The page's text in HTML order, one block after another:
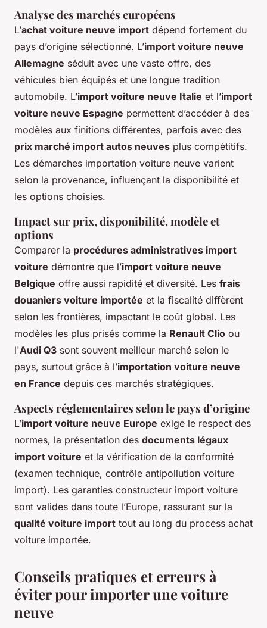
Analyse des marchés européens
L’achat voiture neuve import dépend fortement du
pays d’origine sélectionné. L’import voiture neuve
Allemagne séduit avec une vaste offre, des
véhicules bien équipés et une longue tradition
automobile. L’import voiture neuve Italie et l’import
voiture neuve Espagne permettent d’accéder à des
modèles aux finitions différentes, parfois avec des
prix marché import autos neuves plus compétitifs.
Les démarches importation voiture neuve varient
selon la provenance, influençant la disponibilité et
les options choisies.
Impact sur prix, disponibilité, modèle et
options
Comparer la procédures administratives import
voiture démontre que l’import voiture neuve
Belgique offre aussi rapidité et diversité. Les frais
douaniers voiture importée et la fiscalité diffèrent
selon les frontières, impactant le coût global. Les
modèles les plus prisés comme la Renault Clio ou
l'Audi Q3 sont souvent meilleur marché selon le
pays, surtout grâce à l’importation voiture neuve
en France depuis ces marchés stratégiques.
Aspects réglementaires selon le pays d’origine
L’import voiture neuve Europe exige le respect des
normes, la présentation des documents légaux
import voiture et la vérification de la conformité
(examen technique, contrôle antipollution voiture
import). Les garanties constructeur import voiture
sont valides dans toute l’Europe, rassurant sur la
qualité voiture import tout au long du process achat
voiture importée.
Conseils pratiques et erreurs à
éviter pour importer une voiture
neuve